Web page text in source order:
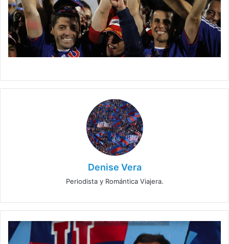
Denise Vera
Periodista y Romántica Viajera.
Nuevo
refuerzo